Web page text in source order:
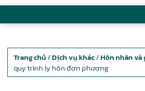
Trang chủ /Dịch vụ khác/Hôn nhân và
quy trình ly hôn đơn phương